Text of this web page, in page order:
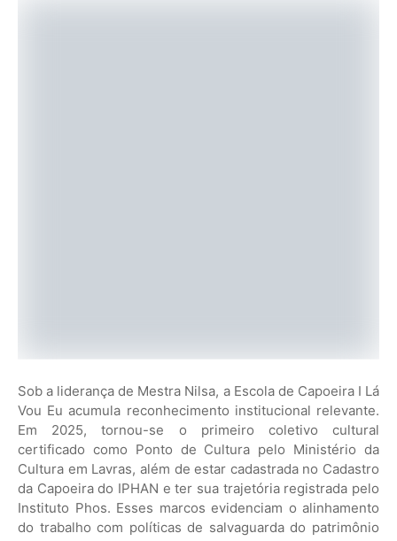
Sob a liderança de Mestra Nilsa, a Escola de Capoeira I Lá
Vou Eu acumula reconhecimento institucional relevante.
Em 2025, tornou-se o primeiro coletivo cultural
certificado como Ponto de Cultura pelo Ministério da
Cultura em Lavras, além de estar cadastrada no Cadastro
da Capoeira do IPHAN e ter sua trajetória registrada pelo
Instituto Phos. Esses marcos evidenciam o alinhamento
do trabalho com políticas de salvaguarda do patrimônio